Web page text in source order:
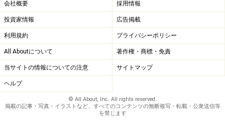
潜在能力を引き出す「AP」とは
また、多様な学びの選択肢という観点で、ぜひ都内の高
校でも導入を推奨したいのが、アメリカでは一般的な、
AP（Advanced Placement）と呼ばれるプログラムで
す。APとは、高校生が大学レベルの講義を受講し、大学
に進学後はすでに受講したぶんの単位が認定される“先取
りプログラム”で、日本でも一部の私立高校では導入済み
会社概要 採用情報
投資家情報 広告掲載
利用規約 プライバシーポリシー
All Aboutについて 著作権・商標・免責
当サイトの情報についての注意 サイトマップ
ヘルプ
© All About, Inc. All rights reserved.
掲載の記事・写真・イラストなど、すべてのコンテンツの無断複写・転載・公衆送信等
を禁じます